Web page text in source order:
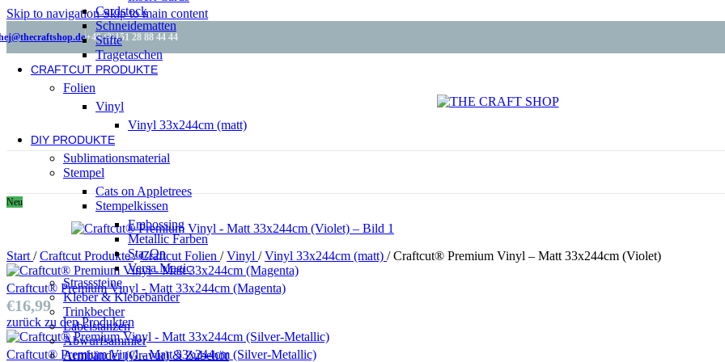
Skip to navigationSkip to main content
+49 (0)151 28 88 44 44
Cardstock
Schneidematten
Stifte
Tragetaschen
CRAFTCUT PRODUKTE
Folien
Vinyl
Vinyl 33x244cm (matt)
DIY PRODUKTE
Sublimationsmaterial
Stempel
Cats on Appletrees
Stempelkissen
Embossing
Metallic Farben
StazOn
Versa Magic
Strasssteine
Kleber & Klebebänder
Trinkbecher
Labelstanzen
Abwurfsammler
Armbänder (Gravur) & Zubehör
Neu
Start / Craftcut Produkte/ Craftcut Folien / Vinyl / Vinyl 33x244cm (matt) / Craftcut® Premium Vinyl – Matt 33x244cm (Violet)
Craftcut® Premium Vinyl - Matt 33x244cm (Magenta)
€16,99
zurück zu den Produkten
Craftcut® Premium Vinyl - Matt 33x244cm (Silver-Metallic)